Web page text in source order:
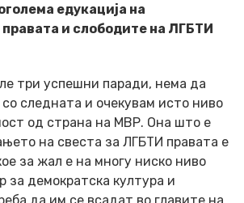
едукација на
и слободите на ЛГБТИ
три успешни паради, нема да
следната и очекувам исто ниво
од страна на МВР. Она што е
на свеста за ЛГБТИ правата е
за жал е на многу ниско ниво
за демократска култура и